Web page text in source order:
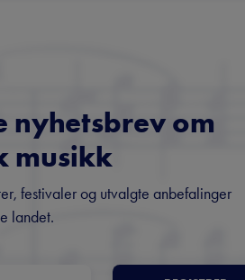
nyhetsbrev om
musikk
festivaler og utvalgte anbefalinger
landet.